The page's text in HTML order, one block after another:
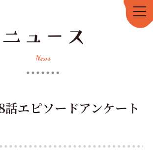
エピソードアンケート